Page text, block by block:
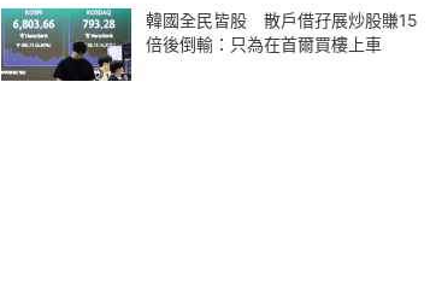
韓國全民皆股 散戶借孖展炒股賺15
倍後倒輸：只為在首爾買樓上車